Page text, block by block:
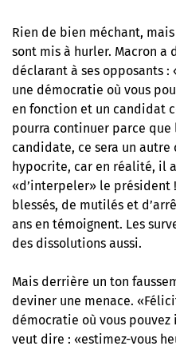
Rien de bien méchant,
sont mis à hurler. Macron a
déclarant à ses opposants :
une démocratie où vous
en fonction et un candidat
pourra continuer parce que
candidate, ce sera un
hypocrite, car en réalité, il
«d’interpeler» le président
blessés, de mutilés et
ans en témoignent. Les
des dissolutions aussi.
Mais derrière un ton
deviner une menace.
démocratie où vous
veut dire : «estimez-vous